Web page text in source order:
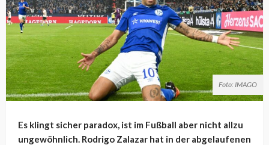
Foto: IMAGO
Es klingt sicher paradox, ist im Fußball aber nicht allzu
ungewöhnlich. Rodrigo Zalazar hat in der abgelaufenen